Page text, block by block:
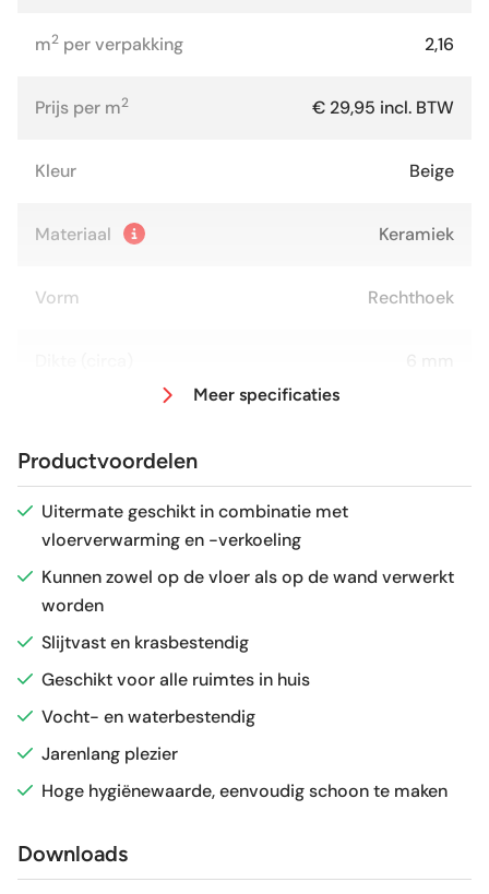
m2 per verpakking 2,16
Prijs per m2 € 29,95 incl. BTW
Kleur Beige
Materiaal Keramiek
Vorm Rechthoek
Antislipwaarde R9
Glans / Mat
Gerectificeerd
Vorstbestendig
Sortering
Craquelé Nee
Geschikt voor vloerverwarming
Meer specificaties
Productvoordelen
Uitermate geschikt in combinatie met
vloerverwarming en -verkoeling
Kunnen zowel op de vloer als op de wand verwerkt
worden
Slijtvast en krasbestendig
Geschikt voor alle ruimtes in huis
Vocht- en waterbestendig
Jarenlang plezier
Hoge hygiënewaarde, eenvoudig schoon te maken
Downloads